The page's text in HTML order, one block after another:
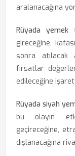
aralanacağına
Rüyada yemek
gireceğine,
sonra atılacak
fırsatlar
edileceğine
Rüyada siyah
bu olayın
geçireceğine,
dışlanacağına